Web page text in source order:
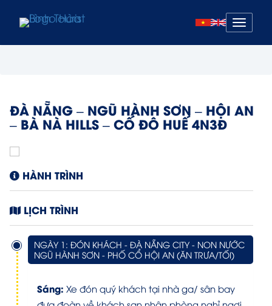
Mở
menu
ĐÀ NẴNG – NGŨ HÀNH SƠN – HỘI AN
– BÀ NÀ HILLS – CỐ ĐÔ HUẾ 4N3Đ
HÀNH TRÌNH
LỊCH TRÌNH
NGÀY 1: ĐÓN KHÁCH - ĐÀ NẴNG CITY - NON NƯỚC
NGŨ HÀNH SƠN - PHỐ CỔ HỘI AN (ĂN TRƯA/TỐI)
Sáng: Xe đón quý khách tại nhà ga/ sân bay